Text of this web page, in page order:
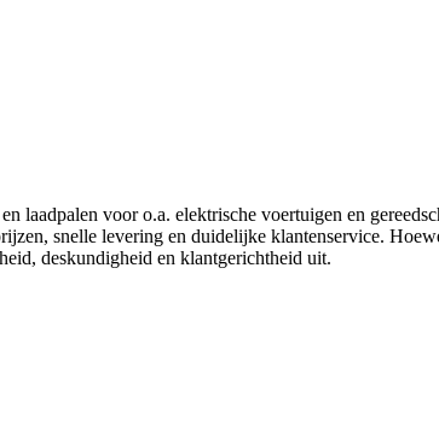
laadpalen voor o.a. elektrische voertuigen en
snelle levering en duidelijke klantenservice.
deskundigheid en klantgerichtheid uit.